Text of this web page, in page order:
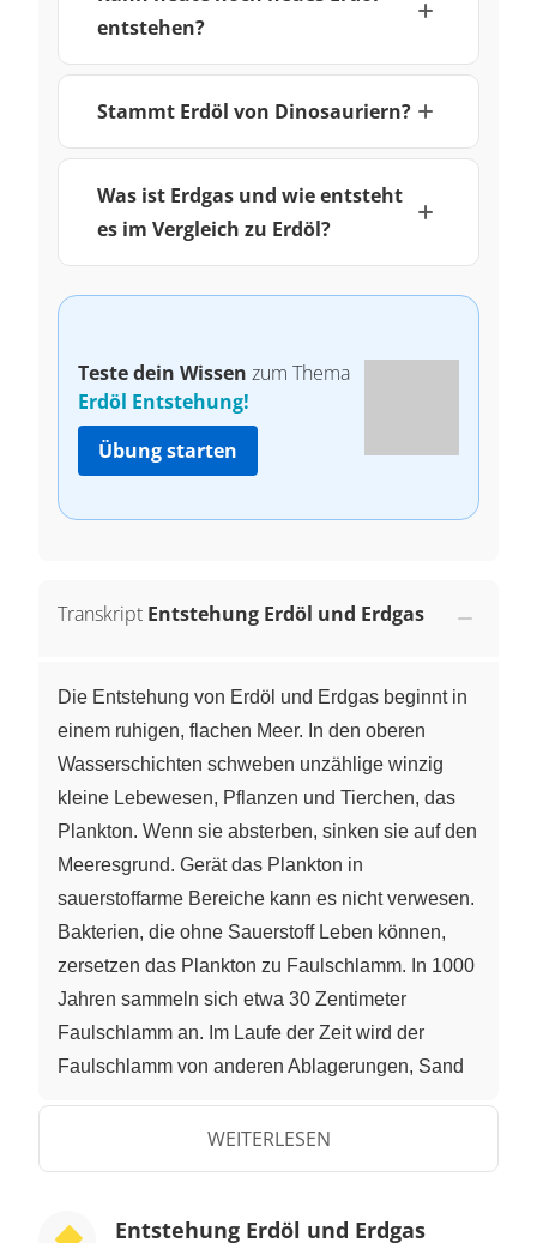
entstehen?
Stammt Erdöl von Dinosauriern?
Was ist Erdgas und wie entsteht
es im Vergleich zu Erdöl?
Teste dein Wissen zum Thema
Erdöl Entstehung!
Übung starten
Transkript Entstehung Erdöl und Erdgas
Die Entstehung von Erdöl und Erdgas beginnt in
einem ruhigen, flachen Meer. In den oberen
Wasserschichten schweben unzählige winzig
kleine Lebewesen, Pflanzen und Tierchen, das
Plankton. Wenn sie absterben, sinken sie auf den
Meeresgrund. Gerät das Plankton in
sauerstoffarme Bereiche kann es nicht verwesen.
Bakterien, die ohne Sauerstoff Leben können,
zersetzen das Plankton zu Faulschlamm. In 1000
Jahren sammeln sich etwa 30 Zentimeter
Faulschlamm an. Im Laufe der Zeit wird der
Faulschlamm von anderen Ablagerungen, Sand
Gewicht der überlagernden Schichtpakete
verfestigt sich die Faulschlammschicht und
sogenannten Muttergestein aus dem Erdöl
WEITERLESEN
Entstehung Erdöl und Erdgas